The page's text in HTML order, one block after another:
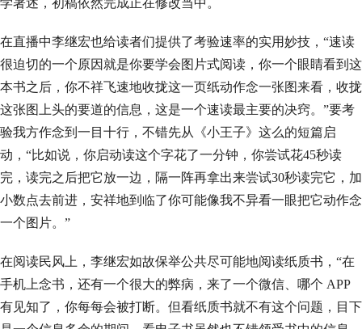
学著述，初稿依然完成正在修改当中。
在直播中李继宏也给读者们提供了考验速率的实用妙技，“速读
很迫切的一个原因就是你要学会图片式阅读，你一个眼睛看到这
本书之后，你不祥飞速地收拢这一页纸动作念一张图来看，收拢
这张图上头的要道的信息，这是一个速读最主要的决窍。”要考
验我方作念到一目十行，不错先从《小王子》这么的短篇启
动，“比如说，你启动读这个字花了一分钟，你尝试花45秒读
完，读完之后把它放一边，隔一阵再拿出来尝试30秒读完它，加
小数点去前进，安祥地到临了你可能像我不异看一眼把它动作念
一个图片。”
在阅读民风上，李继宏如故保举公共尽可能地阅读纸质书，“在
手机上念书，还有一个很大的弊病，来了一个微信、哪个 APP
有见知了，你每每会被打断。但看纸质书就不有这个问题，目下